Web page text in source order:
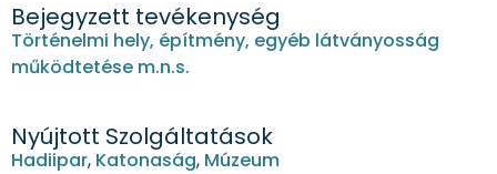
Bejegyzett tevékenység
Történelmi hely, építmény, egyéb látványosság
működtetése m.n.s.
Nyújtott Szolgáltatások
Hadiipar, Katonaság, Múzeum